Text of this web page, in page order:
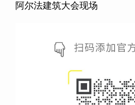
阿尔法建筑大会现场